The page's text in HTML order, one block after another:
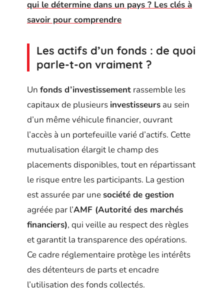
qui le détermine dans un pays ? Les clés à
savoir pour comprendre
Les actifs d’un fonds : de quoi
parle-t-on vraiment ?
Un fonds d’investissement rassemble les
capitaux de plusieurs investisseurs au sein
d’un même véhicule financier, ouvrant
l’accès à un portefeuille varié d’actifs. Cette
mutualisation élargit le champ des
placements disponibles, tout en répartissant
le risque entre les participants. La gestion
est assurée par unesociété de gestion
agréée par l’AMF (Autorité des marchés
financiers), qui veille au respect des règles
et garantit la transparence des opérations.
Ce cadre réglementaire protège les intérêts
des détenteurs de parts et encadre
l’utilisation des fonds collectés.